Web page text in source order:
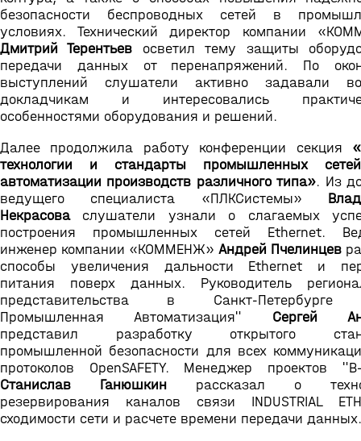
безопасности беспроводных сетей в
условиях. Технический директор компании
Дмитрий Терентьев осветил тему защиты
передачи данных от перенапряжений. По
выступлений слушатели активно задавали
докладчикам и интересовались
особенностями оборудования и решений.
Далее продолжила работу конференции секция
технологии и стандарты промышленных
автоматизации производств различного типа». Из
ведущего специалиста «ПЛКСистемы»
Некрасоваслушатели узнали о слагаемых
построения промышленных сетей Ethernet.
инженер компании «КОММЕНЖ» Андрей Пчелинцев
способы увеличения дальности Ethernet и
питания поверх данных. Руководитель
представительства в Санкт-
Промышленная Автоматизация" Сергей
представил разработку открытого
промышленной безопасности для всех
протоколов OpenSAFETY. Менеджер проектов
Станислав Ганюшкин рассказал о
резервирования каналов связи INDUSTRIAL
сходимости сети и расчете времени передачи данных.